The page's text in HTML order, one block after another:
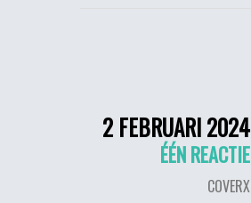
2 FEBRUARI 2024
ÉÉN REACTIE
COVERX